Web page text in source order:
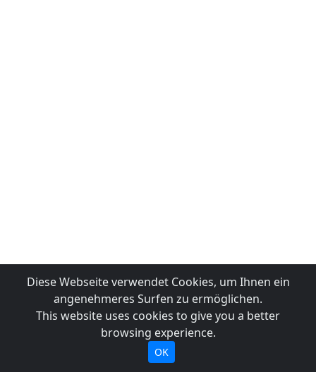
Diese Webseite verwendet Cookies, um Ihnen ein
angenehmeres Surfen zu ermöglichen.
This website uses cookies to give you a better
browsing experience.
OK